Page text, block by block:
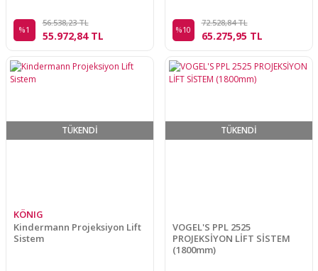
%1
56.538,23 TL
55.972,84 TL %10
72.528,84 TL
65.275,95 TL
TÜKENDİ
KÖNIG
Kindermann Projeksiyon Lift
Sistem
TÜKENDİ
VOGEL'S PPL 2525
PROJEKSİYON LİFT SİSTEM
(1800mm)